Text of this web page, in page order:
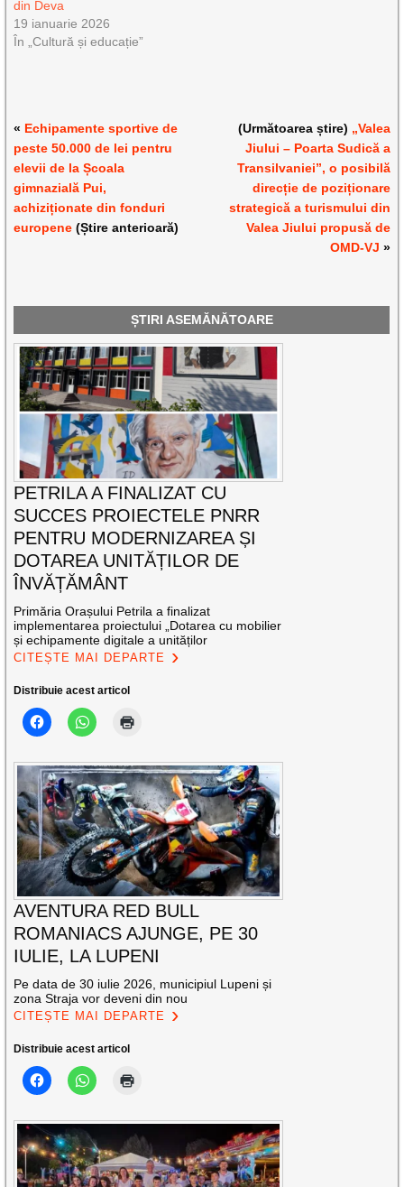
din Deva
19 ianuarie 2026
În „Cultură și educație”
« Echipamente sportive de
peste 50.000 de lei pentru
elevii de la Școala
gimnazială Pui,
achiziționate din fonduri
europene (Știre anterioară)
(Următoarea știre) „Valea
Jiului – Poarta Sudică a
Transilvaniei”, o posibilă
direcție de poziționare
strategică a turismului din
Valea Jiului propusă de
OMD-VJ »
ȘTIRI ASEMĂNĂTOARE
PETRILA A FINALIZAT CU
SUCCES PROIECTELE PNRR
PENTRU MODERNIZAREA ȘI
DOTAREA UNITĂȚILOR DE
ÎNVĂȚĂMÂNT
Primăria Orașului Petrila a finalizat
implementarea proiectului „Dotarea cu mobilier
și echipamente digitale a unităților
CITEȘTE MAI DEPARTE
Distribuie acest articol
AVENTURA RED BULL
ROMANIACS AJUNGE, PE 30
IULIE, LA LUPENI
Pe data de 30 iulie 2026, municipiul Lupeni și
zona Straja vor deveni din nou
CITEȘTE MAI DEPARTE
Distribuie acest articol